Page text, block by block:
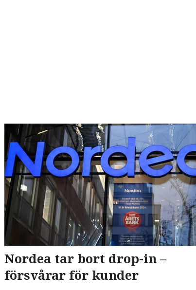
Nordea tar bort drop-in –
försvårar för kunder